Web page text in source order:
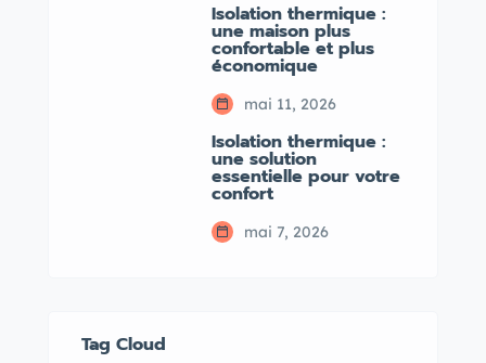
Isolation thermique :
une maison plus
confortable et plus
économique
mai 11, 2026
Isolation thermique :
une solution
essentielle pour votre
confort
mai 7, 2026
Tag Cloud